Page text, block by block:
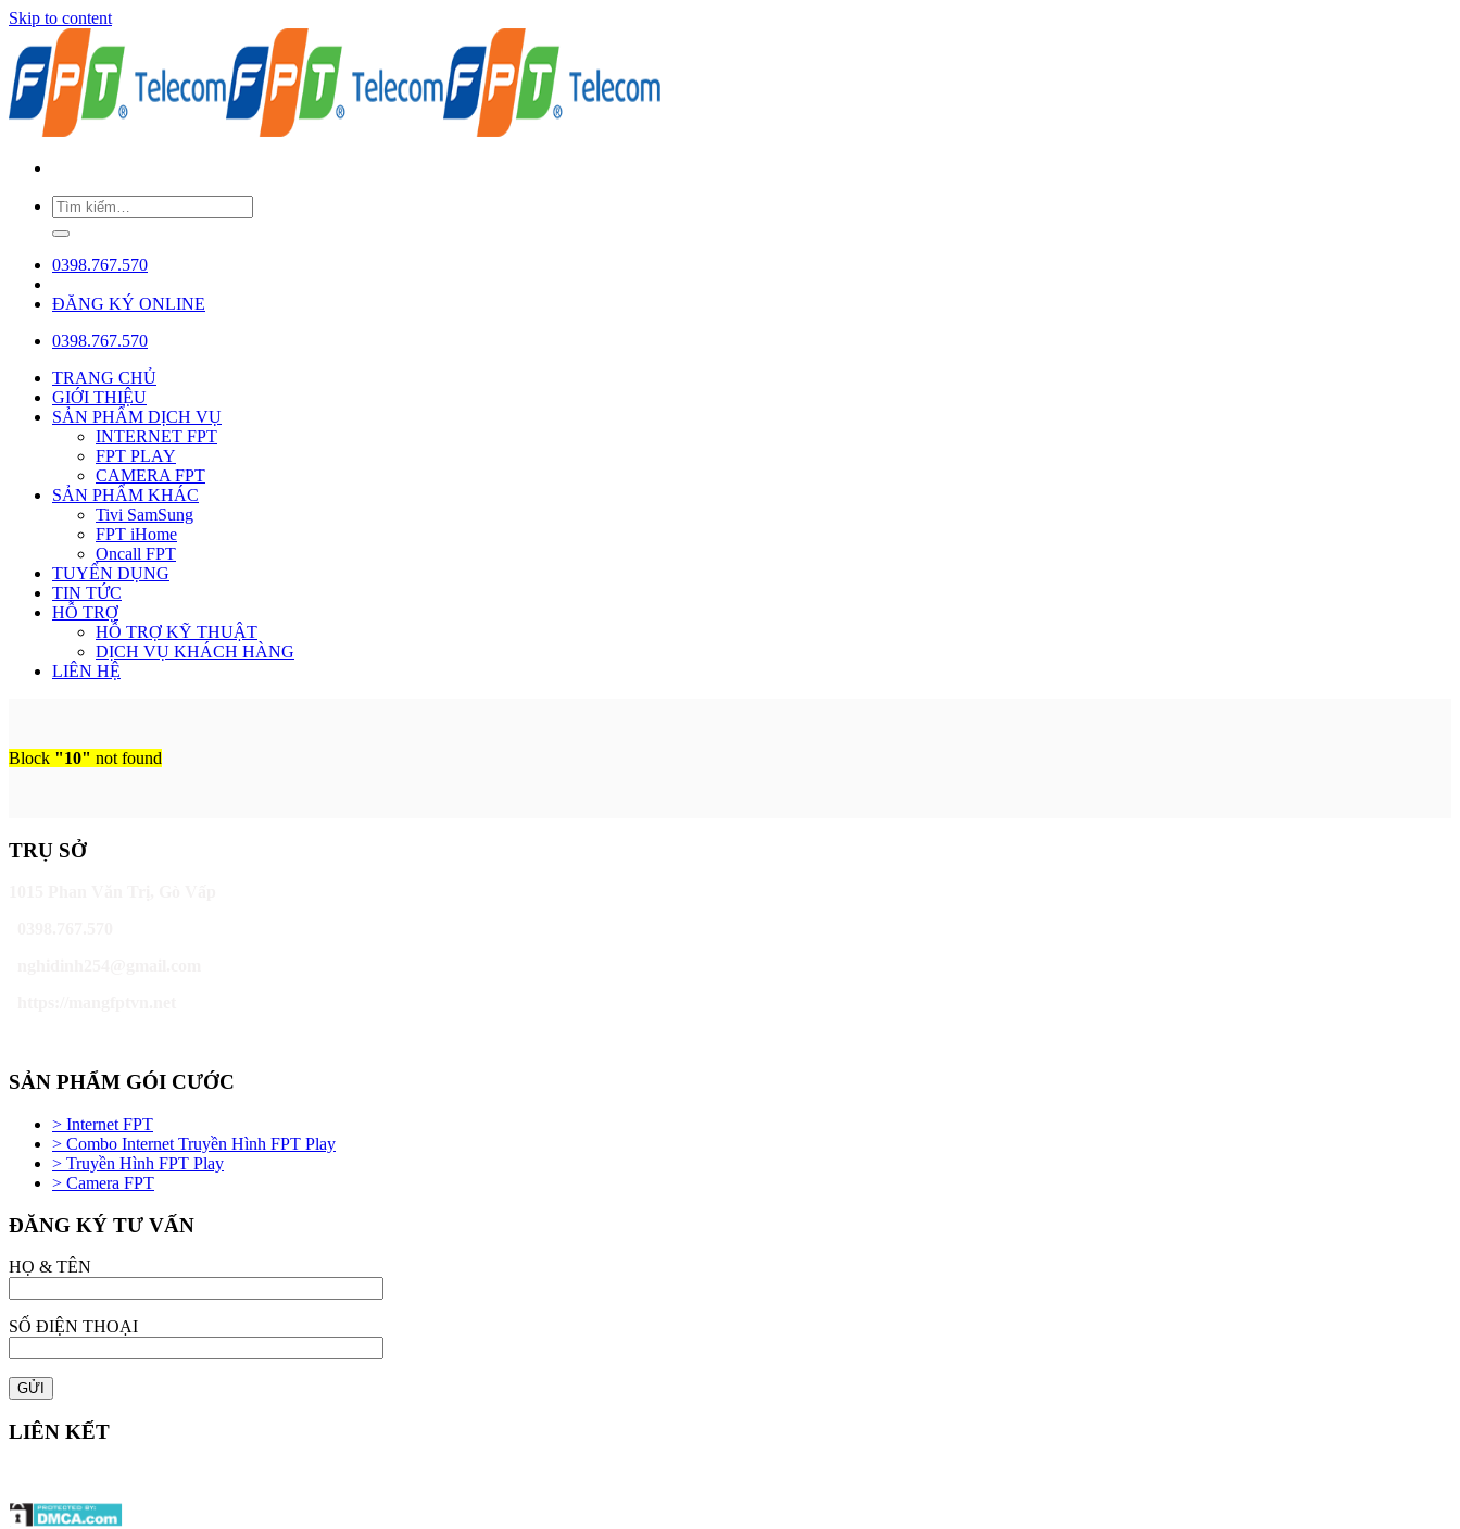
Skip to content
0398.767.570
ĐĂNG KÝ ONLINE
0398.767.570
TRANG CHỦ
GIỚI THIỆU
SẢN PHẨM DỊCH VỤ
INTERNET FPT
FPT PLAY
CAMERA FPT
SẢN PHẨM KHÁC
Tivi SamSung
FPT iHome
Oncall FPT
TUYỂN DỤNG
TIN TỨC
HỖ TRỢ
HỖ TRỢ KỸ THUẬT
DỊCH VỤ KHÁCH HÀNG
LIÊN HỆ
Block "10" not found
TRỤ SỞ
SẢN PHẨM GÓI CƯỚC
> Internet FPT
> Combo Internet Truyền Hình FPT Play
> Truyền Hình FPT Play
> Camera FPT
ĐĂNG KÝ TƯ VẤN
HỌ & TÊN
SỐ ĐIỆN THOẠI
LIÊN KẾT